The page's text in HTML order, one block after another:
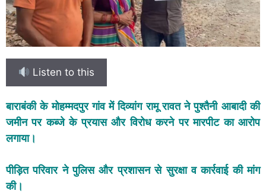
Listen to this
बाराबंकी के मोहम्मदपुर गांव में दिव्यांग रामू रावत ने पुश्तैनी आबादी की
जमीन पर कब्जे के प्रयास और विरोध करने पर मारपीट का आरोप
लगाया।
पीड़ित परिवार ने पुलिस और प्रशासन से सुरक्षा व कार्रवाई की मांग
की।